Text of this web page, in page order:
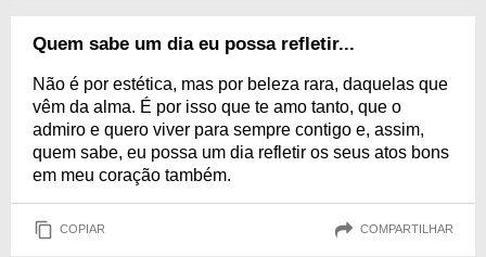
Quem sabe um dia eu possa refletir...
Não é por estética, mas por beleza rara, daquelas que
vêm da alma. É por isso que te amo tanto, que o
admiro e quero viver para sempre contigo e, assim,
quem sabe, eu possa um dia refletir os seus atos bons
em meu coração também.
COPIAR COMPARTILHAR